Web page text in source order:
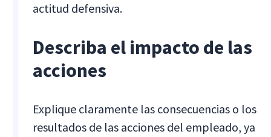
actitud defensiva.
Describa el impacto de las
acciones
Explique claramente las consecuencias o los
resultados de las acciones del empleado, ya